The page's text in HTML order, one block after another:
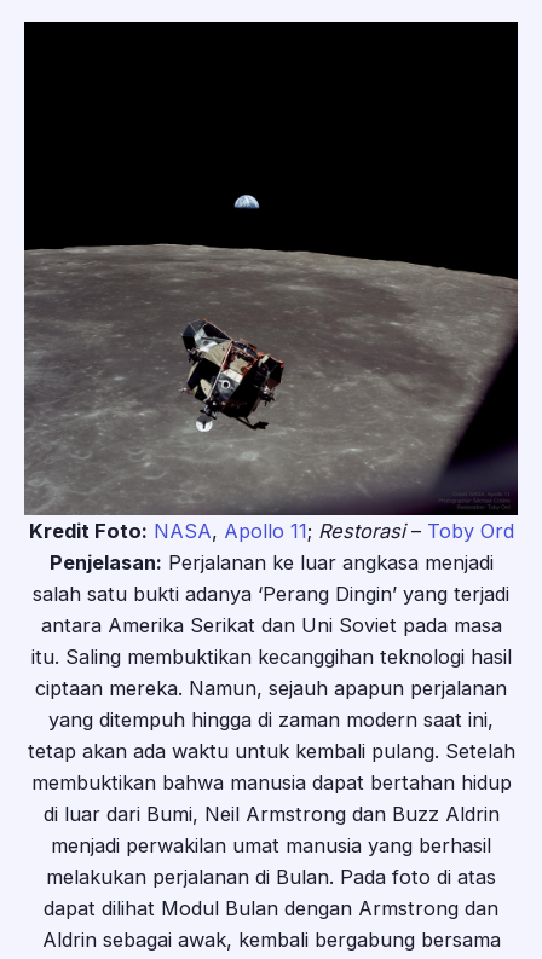
Kredit Foto: NASA, Apollo 11; Restorasi– Toby Ord
Penjelasan: Perjalanan ke luar angkasa menjadi
salah satu bukti adanya ‘Perang Dingin’ yang terjadi
antara Amerika Serikat dan Uni Soviet pada masa
itu. Saling membuktikan kecanggihan teknologi hasil
ciptaan mereka. Namun, sejauh apapun perjalanan
yang ditempuh hingga di zaman modern saat ini,
tetap akan ada waktu untuk kembali pulang. Setelah
membuktikan bahwa manusia dapat bertahan hidup
di luar dari Bumi, Neil Armstrong dan Buzz Aldrin
menjadi perwakilan umat manusia yang berhasil
melakukan perjalanan di Bulan. Pada foto di atas
dapat dilihat Modul Bulan dengan Armstrong dan
Aldrin sebagai awak, kembali bergabung bersama